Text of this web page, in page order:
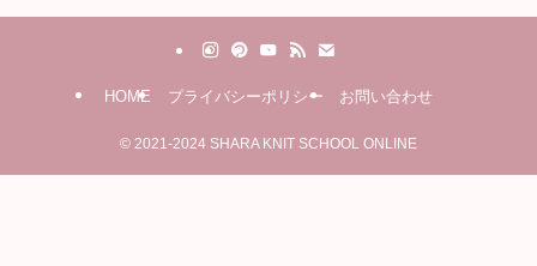
HOME プライバシーポリシー お問い合わせ
© 2021-2024 SHARA KNIT SCHOOL ONLINE